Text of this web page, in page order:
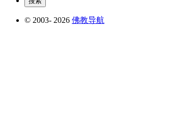
© 2003- 2026 佛教导航